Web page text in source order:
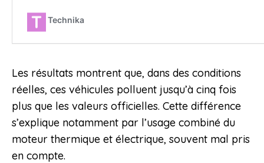
Les résultats montrent que, dans des conditions
réelles, ces véhicules polluent jusqu’à cinq fois
plus que les valeurs officielles. Cette différence
s’explique notamment par l’usage combiné du
moteur thermique et électrique, souvent mal pris
en compte.